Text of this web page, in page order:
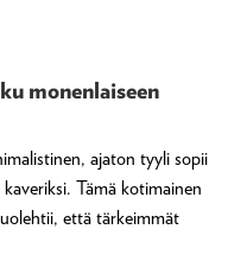
monenlaiseen
ajaton tyyli sopii
Tämä kotimainen
että tärkeimmät